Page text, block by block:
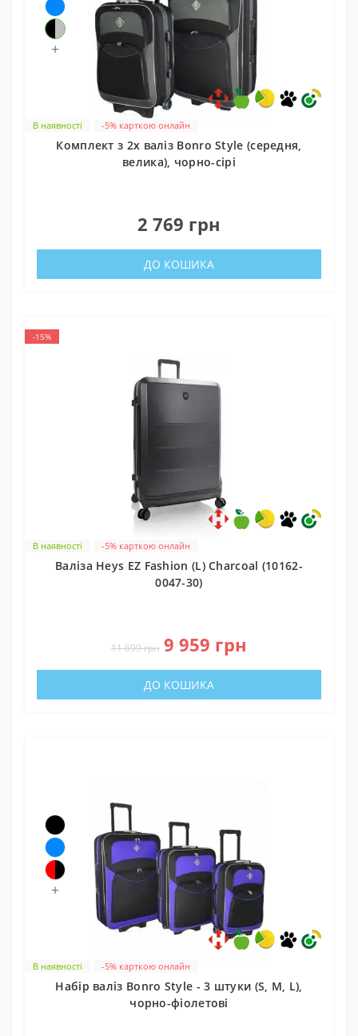
В наявності
+
-5% карткою онлайн
Комплект з 2х валіз Bonro Style (середня,
велика), чорно-сірі
2 769 грн
ДО КОШИКА
-15%
В наявності -5% карткою онлайн
Валіза Heys EZ Fashion (L) Charcoal (10162-
0047-30)
11 699 грн 9 959 грн
ДО КОШИКА
В наявності
+
-5% карткою онлайн
Набір валіз Bonro Style - 3 штуки (S, M, L),
чорно-фіолетові